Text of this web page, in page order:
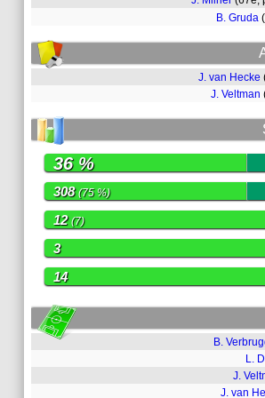
B. Gruda
J. van Hecke
J. Veltman
36 %
308(75 %)
12(7)
3
14
B.
L.
J.
J. van